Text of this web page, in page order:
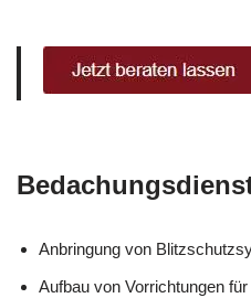
Anbringung von
Aufbau von Vorrichtungen